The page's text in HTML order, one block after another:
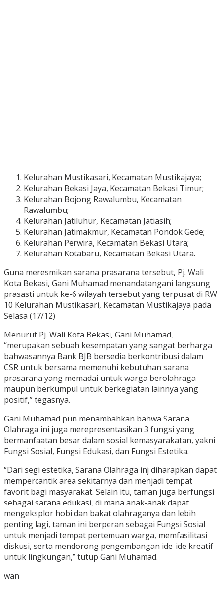
Kelurahan Mustikasari, Kecamatan Mustikajaya;
Kelurahan Bekasi Jaya, Kecamatan Bekasi Timur;
Kelurahan Bojong Rawalumbu, Kecamatan
Rawalumbu;
Kelurahan Jatiluhur, Kecamatan Jatiasih;
Kelurahan Jatimakmur, Kecamatan Pondok Gede;
Kelurahan Perwira, Kecamatan Bekasi Utara;
Kelurahan Kotabaru, Kecamatan Bekasi Utara.
Guna meresmikan sarana prasarana tersebut, Pj. Wali
Kota Bekasi, Gani Muhamad menandatangani langsung
prasasti untuk ke-6 wilayah tersebut yang terpusat di RW
10 Kelurahan Mustikasari, Kecamatan Mustikajaya pada
Selasa (17/12)
Menurut Pj. Wali Kota Bekasi, Gani Muhamad,
“merupakan sebuah kesempatan yang sangat berharga
bahwasannya Bank BJB bersedia berkontribusi dalam
CSR untuk bersama memenuhi kebutuhan sarana
prasarana yang memadai untuk warga berolahraga
maupun berkumpul untuk berkegiatan lainnya yang
positif,” tegasnya.
Gani Muhamad pun menambahkan bahwa Sarana
Olahraga ini juga merepresentasikan 3 fungsi yang
bermanfaatan besar dalam sosial kemasyarakatan, yakni
Fungsi Sosial, Fungsi Edukasi, dan Fungsi Estetika.
“Dari segi estetika, Sarana Olahraga inj diharapkan dapat
mempercantik area sekitarnya dan menjadi tempat
favorit bagi masyarakat. Selain itu, taman juga berfungsi
sebagai sarana edukasi, di mana anak-anak dapat
mengeksplor hobi dan bakat olahraganya dan lebih
penting lagi, taman ini berperan sebagai Fungsi Sosial
untuk menjadi tempat pertemuan warga, memfasilitasi
diskusi, serta mendorong pengembangan ide-ide kreatif
untuk lingkungan,” tutup Gani Muhamad.
wan